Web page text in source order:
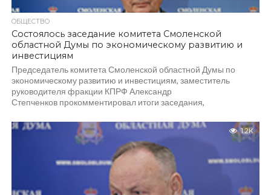
ОБЩЕСТВО
Состоялось заседание комитета Смоленской
областной Думы по экономическому развитию и
инвестициям
Председатель комитета Смоленской областной Думы по
экономическому развитию и инвестициям, заместитель
руководителя фракции КПРФ Александр
Степченков прокомментировал итоги заседания,
1.2K